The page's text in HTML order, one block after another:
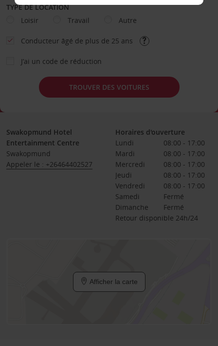
TYPE DE LOCATION
Loisir
Travail Autre
Conducteur âgé de plus de 25 ans
J’ai un code de réduction
TROUVER DES VOITURES
Swakopmund Hotel
Entertainment Centre
Swakopmund
Appeler le : +26464402527
Horaires d'ouverture
Lundi
08:00 - 17:00
Mardi
08:00 - 17:00
Mercredi
08:00 - 17:00
Jeudi
08:00 - 17:00
Vendredi
08:00 - 17:00
Samedi
Fermé
Dimanche
Fermé
Retour disponible 24h/24
Afficher la carte